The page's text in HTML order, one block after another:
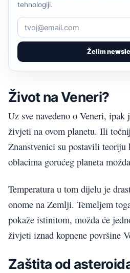
Želim
tehnologiji.
ŽivotnaVeneri?
Uz sve navedeno o Veneri, ipak
živjeti na ovom planetu. Ili
Znanstvenici su postavili teoriju
oblacima gorućeg planeta
Temperatura u tom dijelu je
onome na Zemlji. Temeljem
pokaže istinitom, možda će
živjeti iznad kopnene površine V
Zaštita od aster